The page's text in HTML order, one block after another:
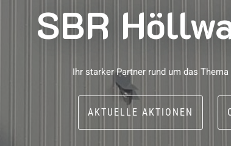
SBR
Ihr starker Partner rund um das
AKTUELLE AKTIONEN